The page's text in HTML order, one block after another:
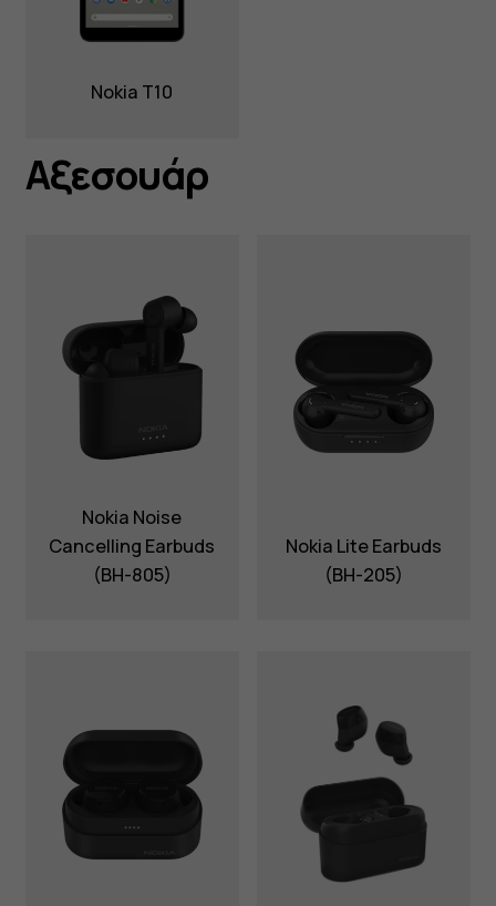
Nokia T10
Αξεσουάρ
Nokia Noise
Cancelling Earbuds
(BH-805)
Nokia Lite Earbuds
(BH-205)